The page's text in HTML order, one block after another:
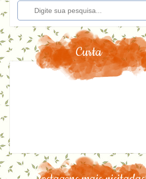
Curta